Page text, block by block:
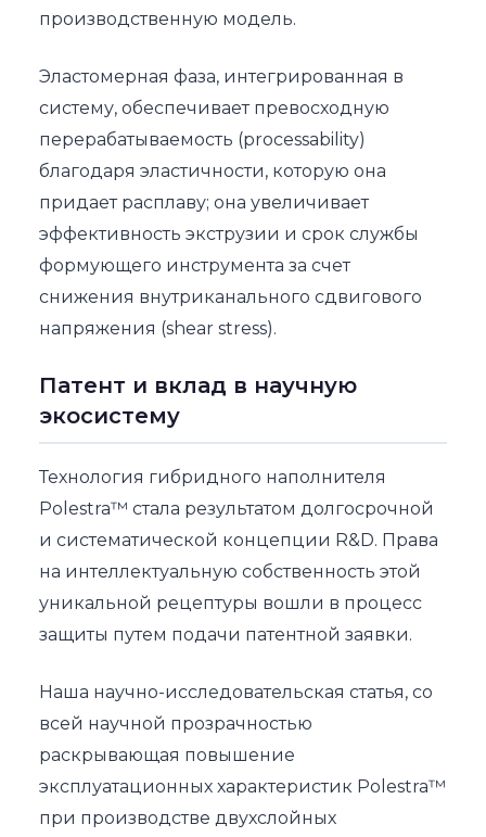
производственную модель.
Эластомерная фаза, интегрированная в
систему, обеспечивает превосходную
перерабатываемость (processability)
благодаря эластичности, которую она
придает расплаву; она увеличивает
эффективность экструзии и срок службы
формующего инструмента за счет
снижения внутриканального сдвигового
напряжения (shear stress).
Патент и вклад в научную
экосистему
Технология гибридного наполнителя
Polestra™ стала результатом долгосрочной
и систематической концепции R&D. Права
на интеллектуальную собственность этой
уникальной рецептуры вошли в процесс
защиты путем подачи патентной заявки.
Наша научно-исследовательская статья, со
всей научной прозрачностью
раскрывающая повышение
эксплуатационных характеристик Polestra™
при производстве двухслойных